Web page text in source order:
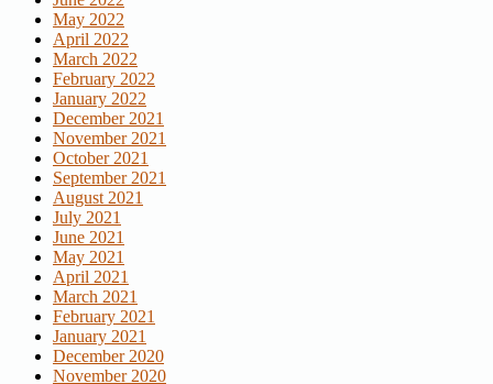
May 2022
April 2022
March 2022
February 2022
January 2022
December 2021
November 2021
October 2021
September 2021
August 2021
July 2021
June 2021
May 2021
April 2021
March 2021
February 2021
January 2021
December 2020
November 2020